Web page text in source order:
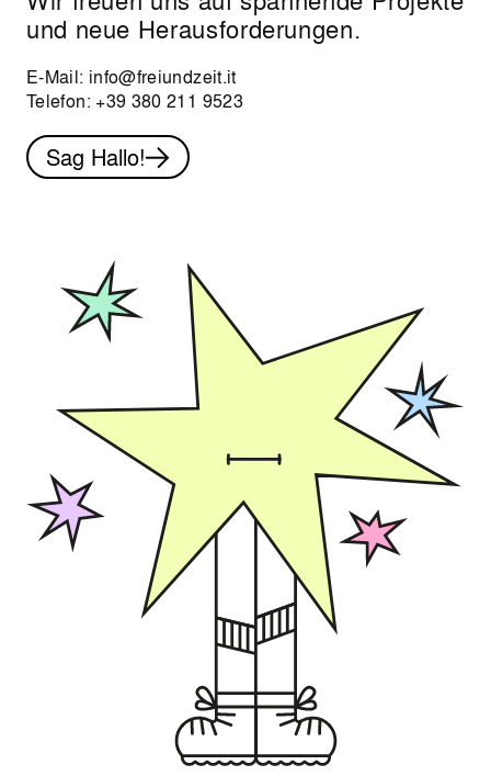
und neue Herausforderungen.
E-Mail: info@freiundzeit.it
Telefon: +39 380 211 9523
Sag Hallo!